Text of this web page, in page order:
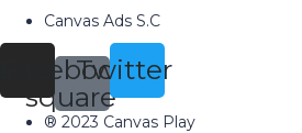
Canvas Ads S.C
Facebook-
square
Twitter
® 2023 Canvas Play